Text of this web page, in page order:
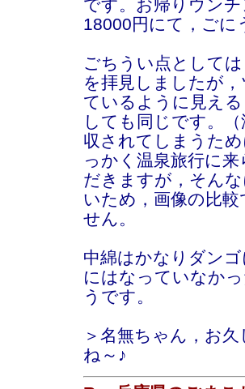
です。お帰りウン
18000円にて，ごに
ごちうい点として
を拝見しましたが
ているように見え
しても同じです。
収されてしまうた
っかく温泉旅行に
だきますが，そん
いため，画像の比
せん。
中綿はかなりダン
にはなっていなか
うです。
＞名無ちゃん，お
ね～♪